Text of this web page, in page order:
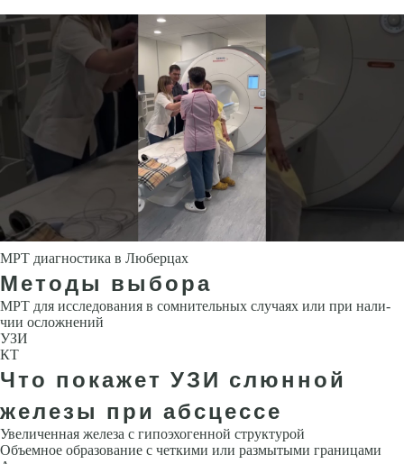
МРТ диагностика в Люберцах
Методы выбора
МРТ для исследования в сомнительных случаях или при нали­
чии осложнений
УЗИ
КТ
Что покажет УЗИ слюнной
железы при абсцессе
Увеличенная железа с гипоэхогенной структурой
Объемное образование с четкими или размытыми границами